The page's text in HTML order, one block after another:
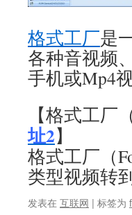
格式工厂是
各种音视频
手机或Mp4
【格式工厂
址2】
格式工厂（
类型视频转
发表在 互联网 | 标签为